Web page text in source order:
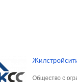
Общество с